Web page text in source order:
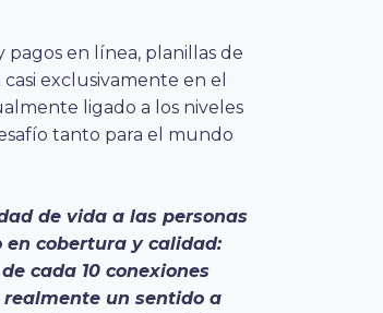
pagos en línea, planillas de
exclusivamente en el
ligado a los niveles
tanto para el mundo
de vida a las personas
en cobertura y calidad:
cada 10 conexiones
un sentido a